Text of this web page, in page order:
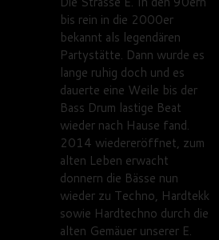
bis rein in die 2000er
bekannt als legendären
Partystätte. Dann wurde es
lange ruhig doch und es
dauerte eine Weile bis der
Bass Drum lastige Beat
wieder nach Hause fand.
2014 wiedereröffnet, zum
alten Leben erwacht
donnern die Bässe nun
wieder zu Techno, Hardtekk
sowie Hardtechno durch die
alten Gemäuer unserer E.